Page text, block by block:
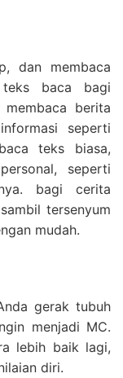
dan membaca
teks baca bagi
membaca berita
seperti
teks biasa,
seperti
bagi cerita
tersenyum
mudah.
gerak tubuh
menjadi MC.
lebih baik lagi,
diri.